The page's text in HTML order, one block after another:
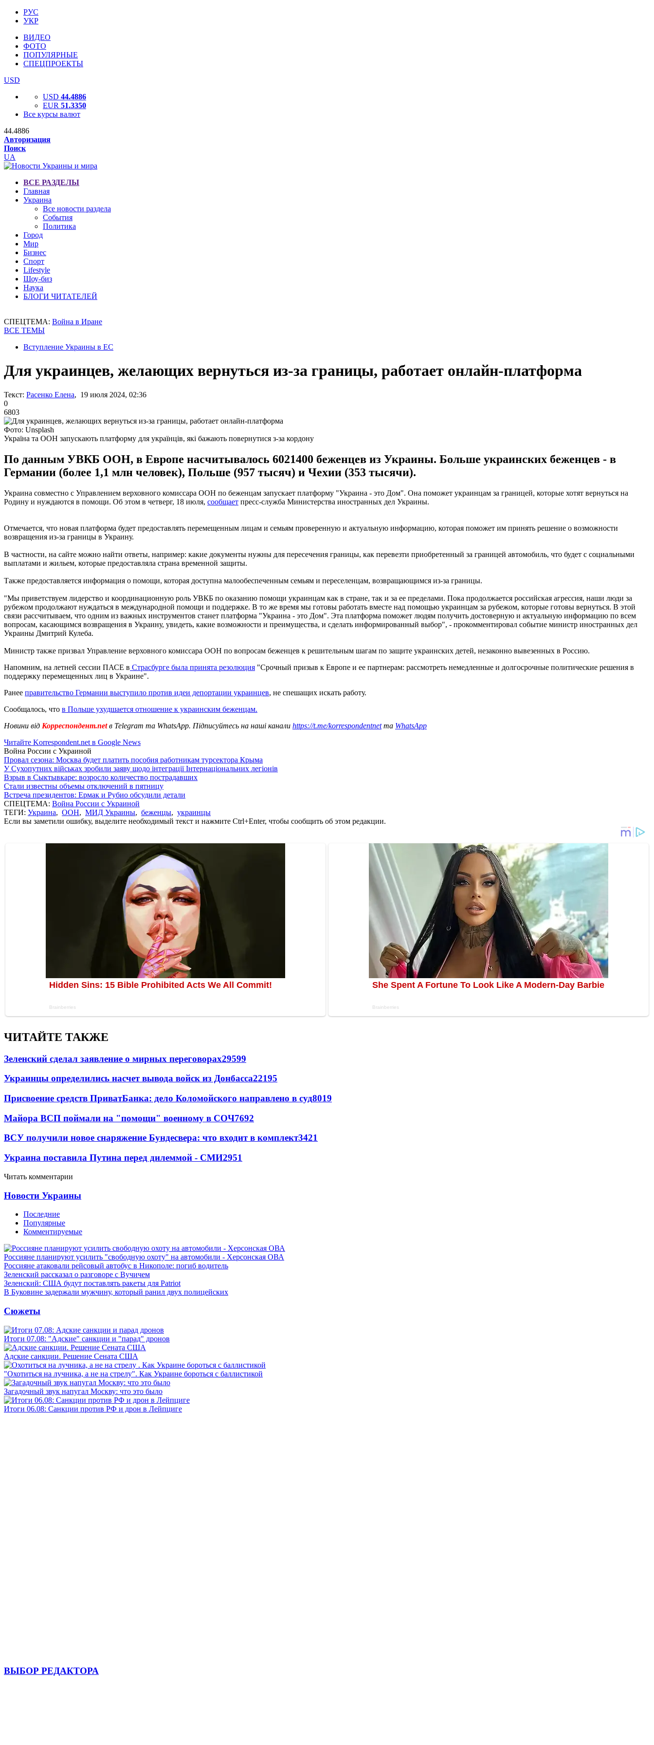
РУС
УКР
ВИДЕО
ФОТО
ПОПУЛЯРНЫЕ
СПЕЦПРОЕКТЫ
USD
USD 44.4886
EUR 51.3350
Все курсы валют
44.4886
Авторизация
Поиск
UA
ВСЕ РАЗДЕЛЫ
Главная
Украина
Все новости раздела
События
Политика
Город
Мир
Бизнес
Спорт
Lifestyle
Шоу-биз
Наука
БЛОГИ ЧИТАТЕЛЕЙ
СПЕЦТЕМА: Война в Иране
ВСЕ ТЕМЫ
Вступление Украины в ЕС
Для украинцев, желающих вернуться из-за границы, работает онлайн-платформа
Текст: Расенко Елена, 19 июля 2024, 02:36
0
6803
Фото: Unsplash
Україна та ООН запускають платформу для українців, які бажають повернутися з-за кордону
По данным УВКБ ООН, в Европе насчитывалось 6021400 беженцев из Украины. Больше украинских беженцев - в
Германии (более 1,1 млн человек), Польше (957 тысяч) и Чехии (353 тысячи).
Украина совместно с Управлением верховного комиссара ООН по беженцам запускает платформу "Украина - это Дом". Она поможет украинцам за границей, которые хотят вернуться на
Родину и нуждаются в помощи. Об этом в четверг, 18 июля, сообщает пресс-служба Министерства иностранных дел Украины.
Отмечается, что новая платформа будет предоставлять перемещенным лицам и семьям проверенную и актуальную информацию, которая поможет им принять решение о возможности
возвращения из-за границы в Украину.
В частности, на сайте можно найти ответы, например: какие документы нужны для пересечения границы, как перевезти приобретенный за границей автомобиль, что будет с социальными
выплатами и жильем, которые предоставляла страна временной защиты.
Также предоставляется информация о помощи, которая доступна малообеспеченным семьям и переселенцам, возвращающимся из-за границы.
"Мы приветствуем лидерство и координационную роль УВКБ по оказанию помощи украинцам как в стране, так и за ее пределами. Пока продолжается российская агрессия, наши люди за
рубежом продолжают нуждаться в международной помощи и поддержке. В то же время мы готовы работать вместе над помощью украинцам за рубежом, которые готовы вернуться. В этой
связи рассчитываем, что одним из важных инструментов станет платформа "Украина - это Дом". Эта платформа поможет людям получить достоверную и актуальную информацию по всем
вопросам, касающимся возвращения в Украину, увидеть, какие возможности и преимущества, и сделать информированный выбор", - прокомментировал событие министр иностранных дел
Украины Дмитрий Кулеба.
Министр также призвал Управление верховного комиссара ООН по вопросам беженцев к решительным шагам по защите украинских детей, незаконно вывезенных в Россию.
Напомним, на летней сессии ПАСЕ в Страсбурге была принята резолюция "Срочный призыв к Европе и ее партнерам: рассмотреть немедленные и долгосрочные политические решения в
поддержку перемещенных лиц в Украине".
Ранее правительство Германии выступило против идеи депортации украинцев, не спешащих искать работу.
Сообщалось, что в Польше ухудшается отношение к украинским беженцам.
Новини від Корреспондент.netв Telegram та WhatsApp. Підписуйтесь на наші канали https://t.me/korrespondentnetта WhatsApp
Читайте Korrespondent.net в Google News
Война России с Украиной
Провал сезона: Москва будет платить пособия работникам турсектора Крыма
У Сухопутних військах зробили заяву щодо інтеграції Інтернаціональних легіонів
Взрыв в Сыктывкаре: возросло количество пострадавших
Стали известны объемы отключений в пятницу
Встреча президентов: Ермак и Рубио обсудили детали
СПЕЦТЕМА: Война России с Украиной
ТЕГИ: Украина, ООН, МИД Украины, беженцы, украинцы
Если вы заметили ошибку, выделите необходимый текст и нажмите Ctrl+Enter, чтобы сообщить об этом редакции.
ЧИТАЙТЕ ТАКЖЕ
Зеленский сделал заявление о мирных переговорах29599
Украинцы определились насчет вывода войск из Донбасса22195
Присвоение средств ПриватБанка: дело Коломойского направлено в суд8019
Майора ВСП поймали на "помощи" военному в СОЧ7692
ВСУ получили новое снаряжение Бундесвера: что входит в комплект3421
Украина поставила Путина перед дилеммой - СМИ2951
Читать комментарии
Новости Украины
Последние
Популярные
Комментируемые
Россияне планируют усилить "свободную охоту" на автомобили - Херсонская ОВА
Россияне атаковали рейсовый автобус в Никополе: погиб водитель
Зеленский рассказал о разговоре с Вучичем
Зеленский: США будут поставлять ракеты для Patriot
В Буковине задержали мужчину, который ранил двух полицейских
Сюжеты
Итоги 07.08: "Адские" санкции и "парад" дронов
Адские санкции. Решение Сената США
"Охотиться на лучника, а не на стрелу". Как Украине бороться с баллистикой
Загадочный звук напугал Москву: что это было
Итоги 06.08: Санкции против РФ и дрон в Лейпциге
ВЫБОР РЕДАКТОРА